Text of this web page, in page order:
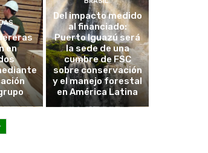
en
Del impacto medido
al financiado:
Puerto Iguazú será
la sede de una
cumbre de FSC
sobre conservación
y el manejo forestal
en América Latina